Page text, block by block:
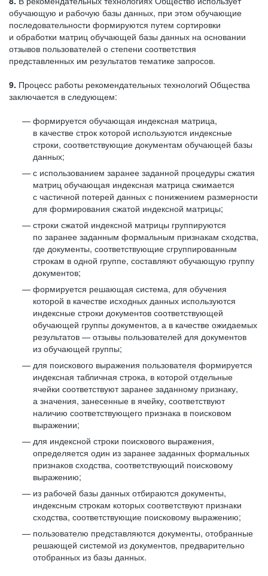
обучающую и рабочую базы данных, при этом обучающие
последовательности формируются путем сортировки
и обработки матриц обучающей базы данных на основании
отзывов пользователей о степени соответствия
представленных им результатов тематике запросов.
9. Процесс работы рекомендательных технологий Общества
заключается в следующем:
формируется обучающая индексная матрица,
в качестве строк которой используются индексные
строки, соответствующие документам обучающей базы
данных;
с использованием заранее заданной процедуры сжатия
матриц обучающая индексная матрица сжимается
с частичной потерей данных с понижением размерности
для формирования сжатой индексной матрицы;
строки сжатой индексной матрицы группируются
по заранее заданным формальным признакам сходства,
где документы, соответствующие сгруппированным
строкам в одной группе, составляют обучающую группу
документов;
формируется решающая система, для обучения
которой в качестве исходных данных используются
индексные строки документов соответствующей
обучающей группы документов, а в качестве ожидаемых
результатов — отзывы пользователей для документов
из обучающей группы;
для поискового выражения пользователя формируется
индексная табличная строка, в которой отдельные
ячейки соответствуют заранее заданному признаку,
а значения, занесенные в ячейку, соответствуют
наличию соответствующего признака в поисковом
выражении;
для индексной строки поискового выражения,
определяется один из заранее заданных формальных
признаков сходства, соответствующий поисковому
выражению;
из рабочей базы данных отбираются документы,
индексным строкам которых соответствуют признаки
сходства, соответствующие поисковому выражению;
пользователю представляются документы, отобранные
решающей системой из документов, предварительно
отобранных из базы данных.